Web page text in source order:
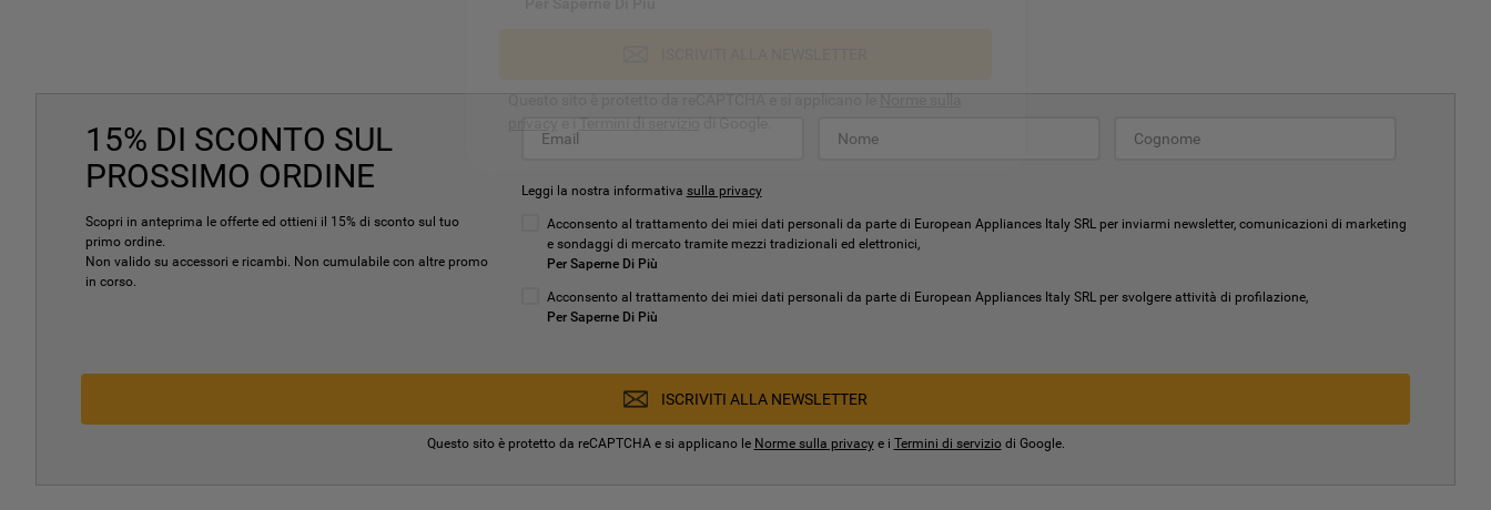
15% DI SCONTO SUL
PROSSIMO ORDINE
Scopri in anteprima le offerte ed ottieni il 15% di sconto sul tuo
primo ordine.
Non valido su accessori e ricambi. Non cumulabile con altre promo
in corso.
Leggi la nostra informativa sulla privacy
Acconsento al trattamento dei miei dati personali da parte di European Appliances Italy SRL per inviarmi newsletter, comunicazioni di marketing
e sondaggi di mercato tramite mezzi tradizionali ed elettronici,
Per Saperne Di Più
Acconsento al trattamento dei miei dati personali da parte di European Appliances Italy SRL per svolgere attività di profilazione,
Per Saperne Di Più
ISCRIVITI ALLA NEWSLETTER
Questo sito è protetto da reCAPTCHA e si applicano le Norme sulla privacye i Termini di serviziodi Google.
Questo sito è protetto da reCAPTCHA e si applicano le
Norme sulla
Termini di servizio di Google.